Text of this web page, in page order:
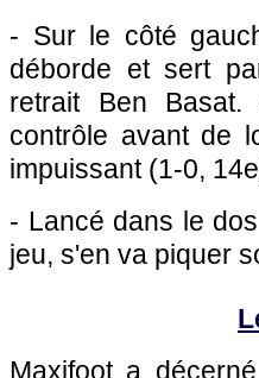
- Sur le côté
déborde et sert
retrait Ben Basat.
contrôle avant de
impuissant (1-0,
- Lancé dans le
jeu, s'en va piquer
Maxifoot a